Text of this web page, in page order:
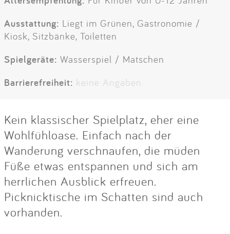
Ausstattung: Liegt im Grünen, Gastronomie /
Kiosk, Sitzbänke, Toiletten
Spielgeräte: Wasserspiel / Matschen
Barrierefreiheit: keine Angaben
Kein klassischer Spielplatz, eher eine
Wohlfühloase. Einfach nach der
Wanderung verschnaufen, die müden
Füße etwas entspannen und sich am
herrlichen Ausblick erfreuen.
Picknicktische im Schatten sind auch
vorhanden.